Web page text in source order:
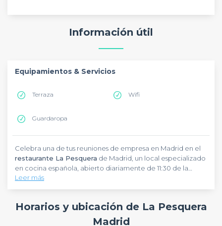
Información útil
Equipamientos & Servicios
Terraza Wifi
Guardaropa
Celebra una de tus reuniones de empresa en Madrid en el
restaurante La Pesquera de Madrid, un local especializado
en cocina española, abierto diariamente de 11:30 de la
mañana a 12 de la noche, en la calle Ferial, 5. Para nosotros
es uno de los mejoresrestaurantes en Madrid, por su
deeventos de empresa.
En elrestaurante La Pesqueraestán especializados en
Te ofrecen la mejor oferta gastronómica, con la posibilidad
de confeccionar el menú que mejor se adapte a sus
Leer más
Horarios y ubicación de La Pesquera
Madrid